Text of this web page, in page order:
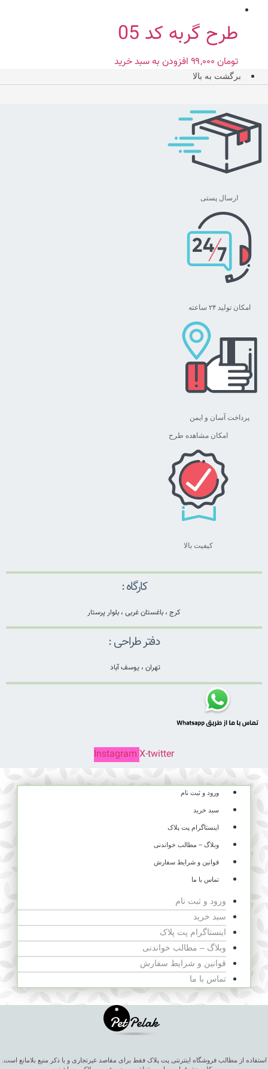
طرح گربه کد 05
تومان افزودن به سبد خرید
برگشت به بالا
ارسال پستی
امکان تولید ۲۴ ساعته
پرداخت آسان و ایمن
امکان مشاهده طرح
کیفیت بالا
کارگاه :
کرج ، باغستان غربی ، بلوار پرستار
دفتر طراحی :
تهران ، یوسف آباد
Instagram X-twitter
ورود و ثبت نام
سبد خرید
اینستاگرام پت پلاک
وبلاگ – مطالب خواندنی
قوانین و شرایط سفارش
تماس با ما
ورود و ثبت نام
سبد خرید
اینستاگرام پت پلاک
وبلاگ – مطالب خواندنی
قوانین و شرایط سفارش
تماس با ما
استفاده از مطالب فروشگاه اینترنتی پت پلاک فقط برای مقاصد غیرتجاری و با ذکر منبع بلامانع است.